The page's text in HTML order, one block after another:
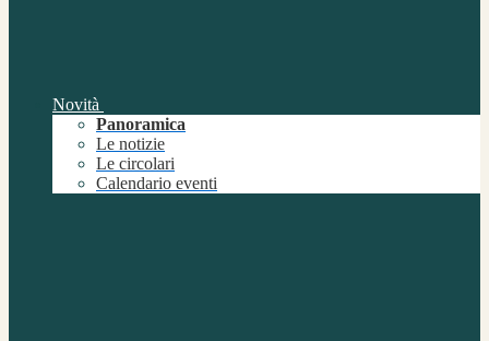
Novità
Panoramica
Le notizie
Le circolari
Calendario eventi